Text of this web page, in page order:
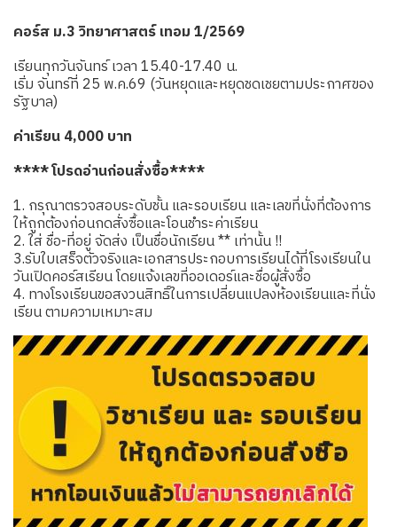
คอร์ส ม.3 วิทยาศาสตร์ เทอม 1/2569
เรียนทุกวันจันทร์ เวลา 15.40-17.40 น.
เริ่ม จันทร์ที่ 25 พ.ค.69 (วันหยุดและหยุดชดเชยตามประกาศของ
รัฐบาล)
ค่าเรียน 4,000 บาท
**** โปรดอ่านก่อนสั่งซื้อ****
1. กรุณาตรวจสอบระดับชั้น และรอบเรียน และเลขที่นั่งที่ต้องการ
ให้ถูกต้องก่อนกดสั่งซื้อและโอนชำระค่าเรียน
2. ใส่ ชื่อ-ที่อยู่ จัดส่ง เป็นชื่อนักเรียน ** เท่านั้น !!
3.รับใบเสร็จตัวจริงและเอกสารประกอบการเรียนได้ที่โรงเรียนใน
วันเปิดคอร์สเรียน โดยแจ้งเลขที่ออเดอร์และชื่อผู้สั่งซื้อ
4. ทางโรงเรียนขอสงวนสิทธิ์ในการเปลี่ยนแปลงห้องเรียนและที่นั่ง
เรียน ตามความเหมาะสม